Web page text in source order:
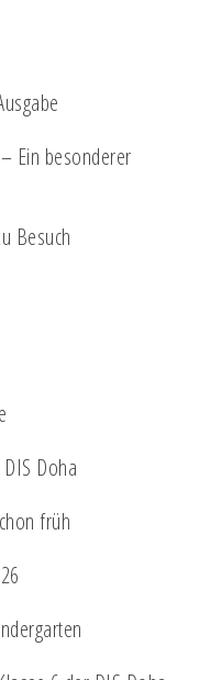
Ein besonderer
Besuch
Doha
früh